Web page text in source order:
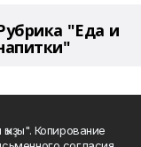
"Еда и
Копирование